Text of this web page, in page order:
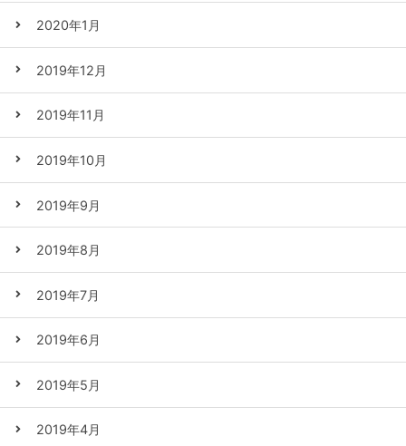
2020年1月
2019年12月
2019年11月
2019年10月
2019年9月
2019年8月
2019年7月
2019年6月
2019年5月
2019年4月